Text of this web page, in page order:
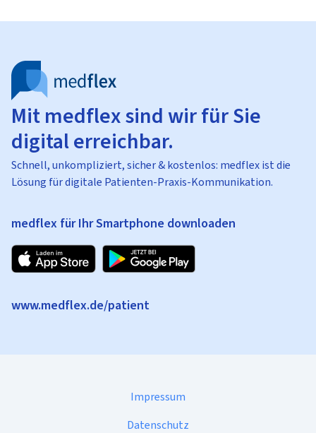
Mit medflex sind wir für Sie
digital erreichbar.
Schnell, unkompliziert, sicher & kostenlos: medflex ist die
Lösung für digitale Patienten-Praxis-Kommunikation.
medflex für Ihr Smartphone downloaden
www.medflex.de/patient
Impressum
Datenschutz